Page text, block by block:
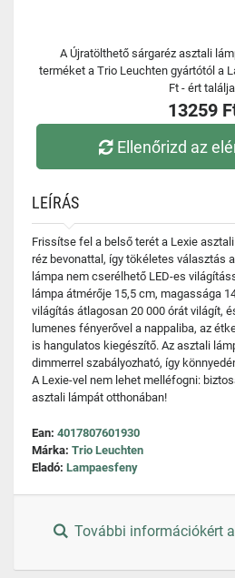
A Újratölthető sárgaréz asztali
terméket a Trio Leuchten gyártótól a
Ft - ért
13259
Ellenőrizd az
LEÍRÁS
Frissítse fel a belső terét a Lexie
réz bevonattal, így tökéletes választás
lámpa nem cserélhető LED-es
lámpa átmérője 15,5 cm, magassága
világítás átlagosan 20 000 órát világít,
lumenes fényerővel a nappaliba, az
is hangulatos kiegészítő. Az asztali
dimmerrel szabályozható, így
A Lexie-vel nem lehet melléfogni:
asztali lámpát otthonában!
Ean: 4017807601930
Márka: Trio Leuchten
Eladó: Lampaesfeny
További információkért